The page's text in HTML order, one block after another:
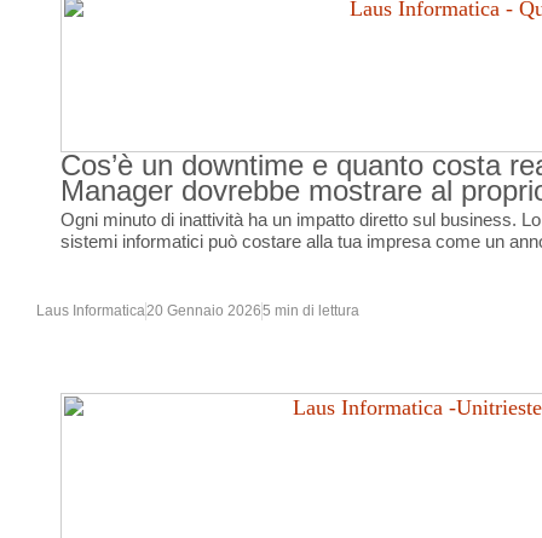
Cos’è un downtime e quanto costa
Manager dovrebbe mostrare al
Ogni minuto di inattività ha un impatto diretto sul business.
sistemi informatici può costare alla tua impresa come un
Laus Informatica20 Gennaio 20265 min di lettura